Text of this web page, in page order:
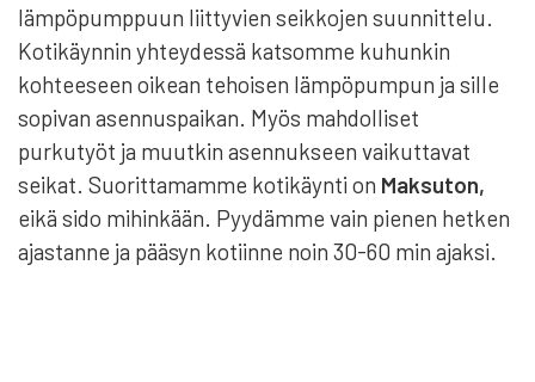
lämpöpumppuun liittyvien seikkojen suunnittelu.
Kotikäynnin yhteydessä katsomme kuhunkin
kohteeseen oikean tehoisen lämpöpumpun ja sille
sopivan asennuspaikan. Myös mahdolliset
purkutyöt ja muutkin asennukseen vaikuttavat
seikat. Suorittamamme kotikäynti on Maksuton,
eikä sido mihinkään. Pyydämme vain pienen hetken
ajastanne ja pääsyn kotiinne noin 30-60 min ajaksi.